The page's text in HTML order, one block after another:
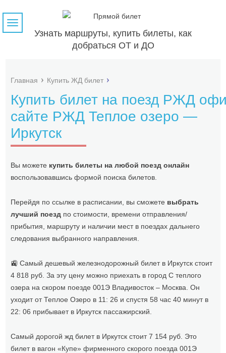
Узнать маршруты, купить билеты, как
добраться ОТ и ДО
Навигация
Главная Купить ЖД билет
Купить билет на поезд РЖД
сайте РЖД Теплое озеро —
Иркутск
Вы можете купить билеты на любой поезд онлайн
воспользовавшись формой поиска билетов.
Перейдя по ссылке в расписании, вы сможете выбрать
лучший поезд по стоимости, времени отправления/
прибытия, маршруту и наличии мест в поездах дальнего
следования выбранного направления.
🚉 Самый дешевый железнодорожный билет в Иркутск стоит
4 818 руб. За эту цену можно приехать в город С теплого
озера на скором поезде 001Э Владивосток – Москва. Он
уходит от Теплое Озеро в 11: 26 и спустя 58 час 40 минут в
22: 06 прибывает в Иркутск пассажирский.
Самый дорогой жд билет в Иркутск стоит 7 154 руб. Это
билет в вагон «Купе» фирменного скорого поезда 001Э